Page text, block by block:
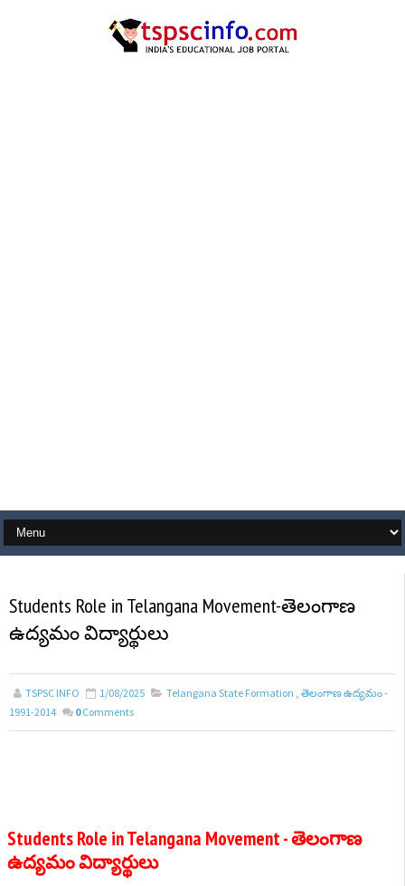
Students Role in Telangana Movement-తెలంగాణ
ఉద్యమం విద్యార్థులు
TSPSC INFO 1/08/2025 Telangana State Formation , తెలంగాణ ఉద్యమం -
1991-2014
0 Comments
Students Role in Telangana Movement - తెలంగాణ
ఉద్యమం విద్యార్థులు